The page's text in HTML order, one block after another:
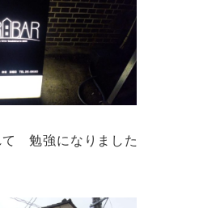
て 勉強になりました